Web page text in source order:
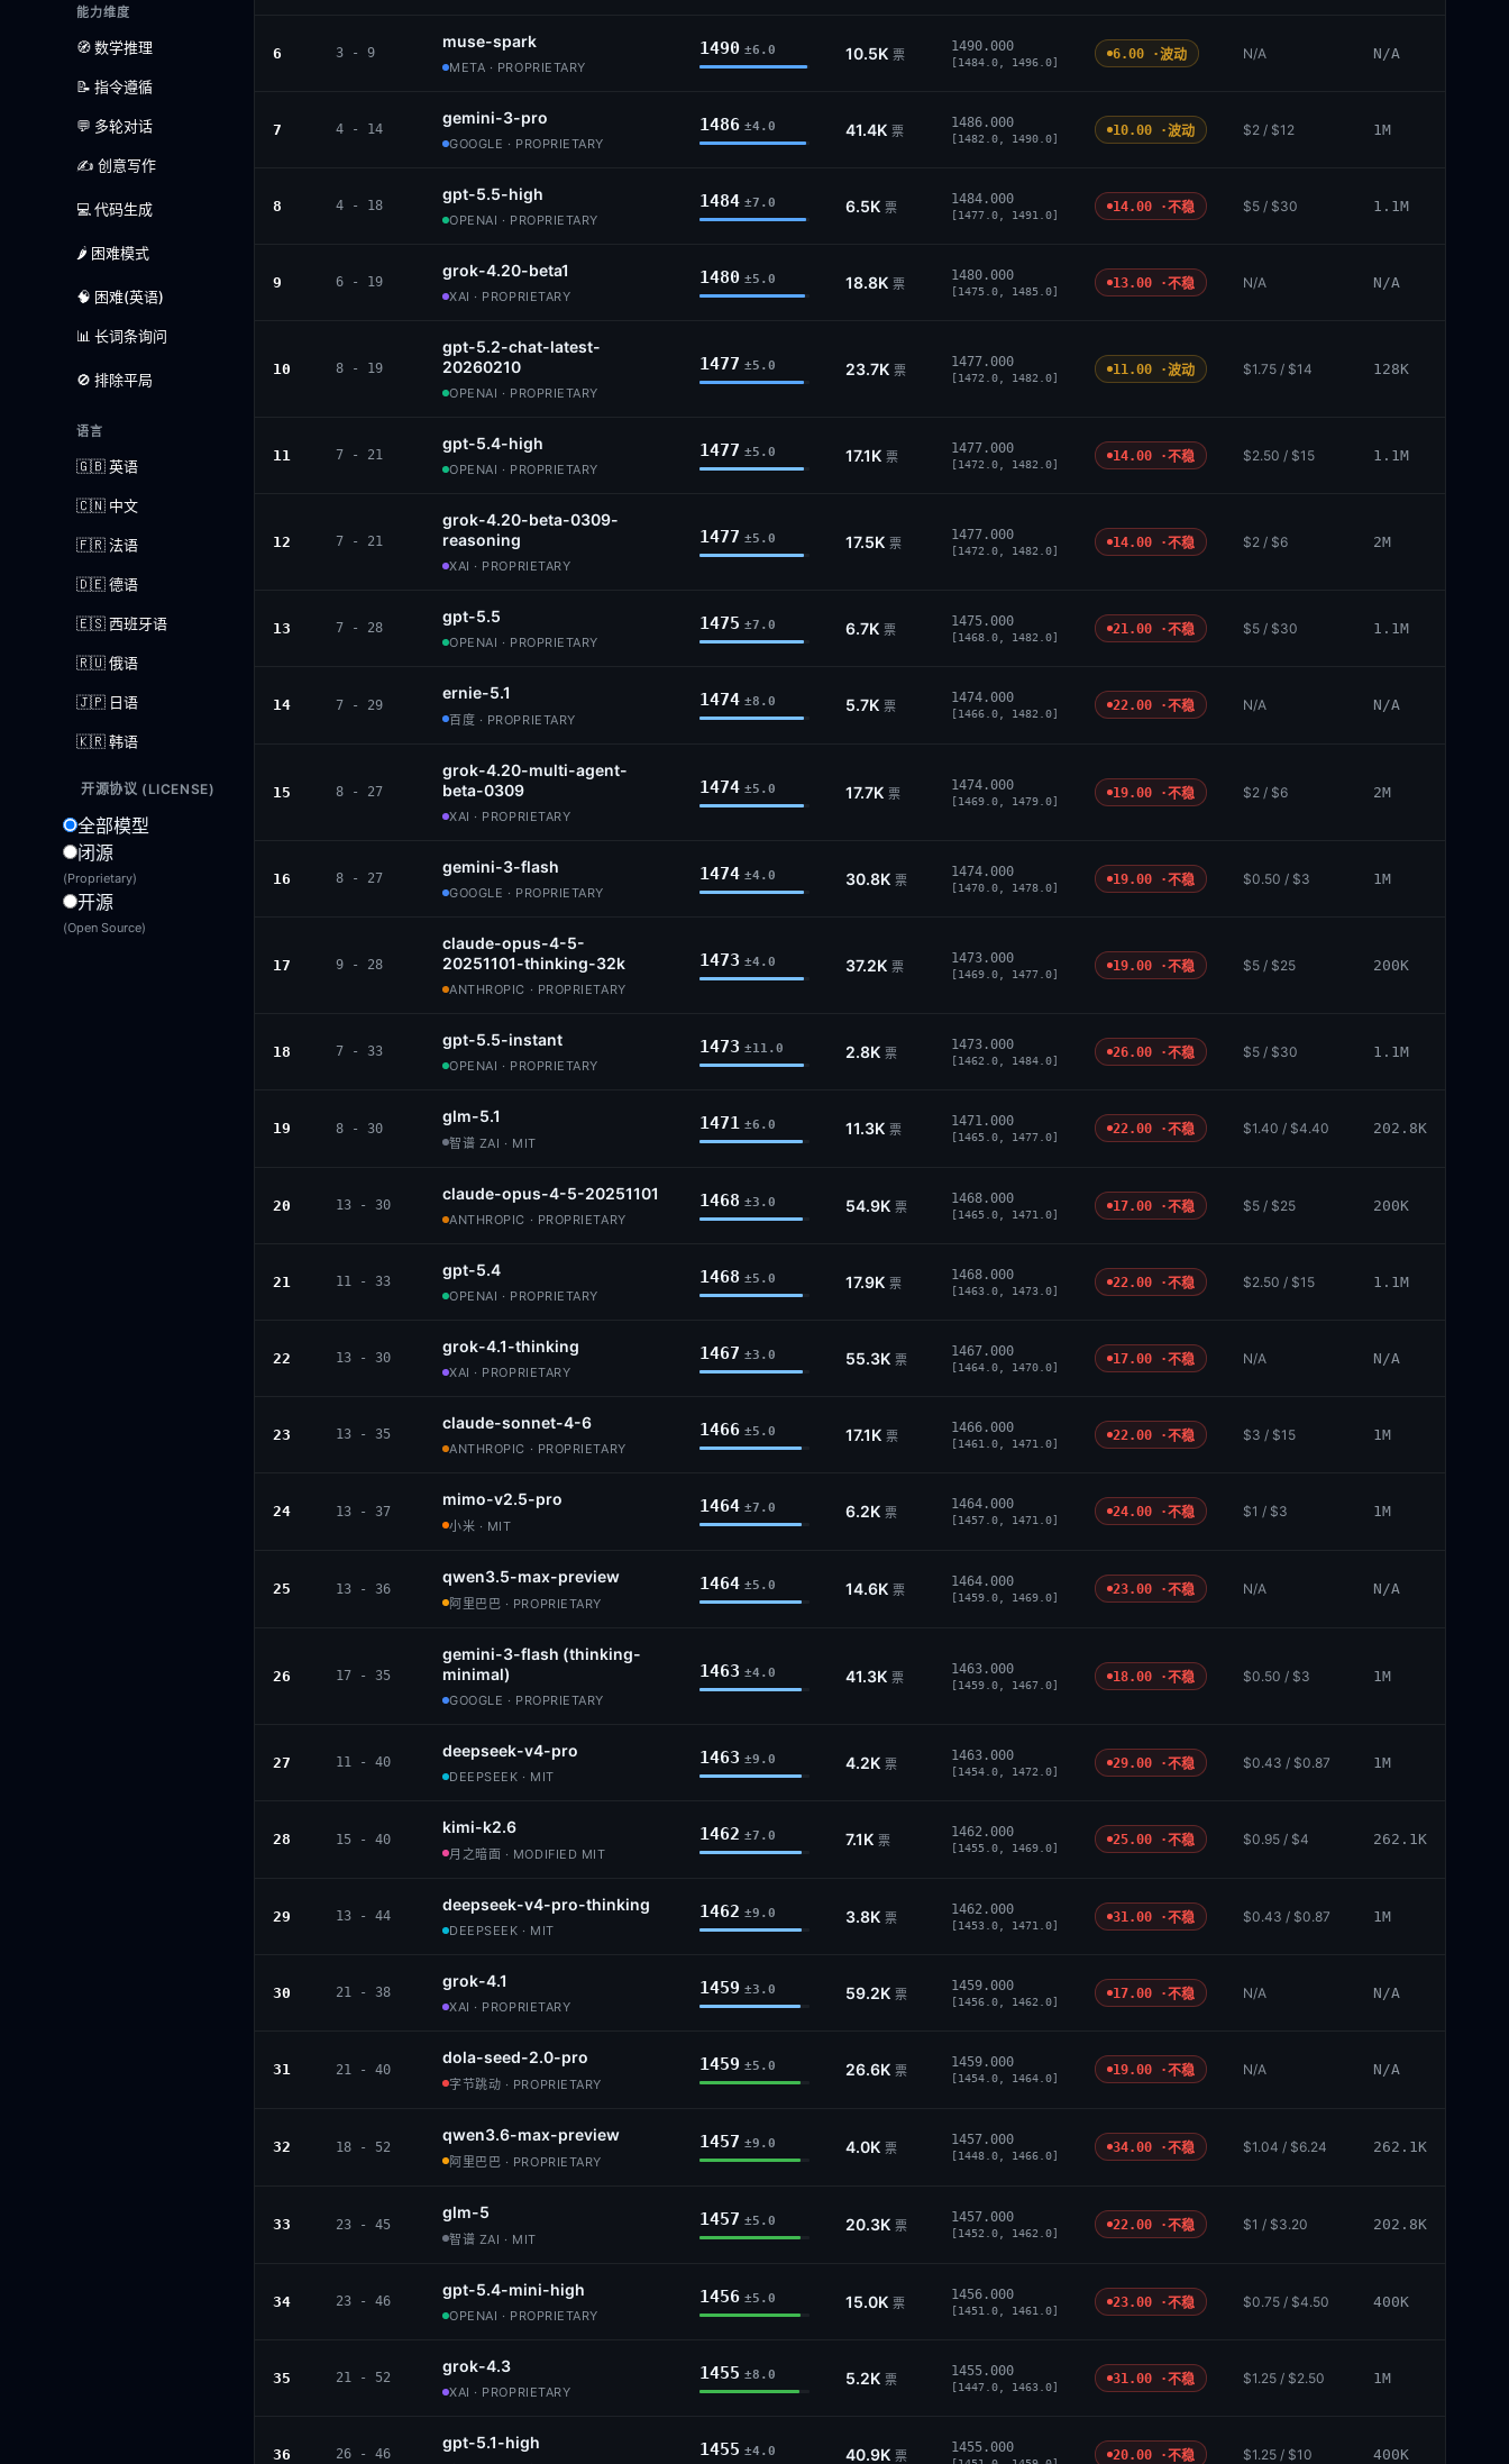
能力维度
🧭 数学推理
📝 指令遵循
💬 多轮对话
✍️ 创意写作
💻 代码生成
🌶️ 困难模式
🧠 困难(英语)
📊 长词条询问
🚫 排除平局
语言
🇬🇧 英语
🇨🇳 中文
🇫🇷 法语
🇩🇪 德语
🇪🇸 西班牙语
🇷🇺 俄语
🇯🇵 日语
🇰🇷 韩语
开源协议 (LICENSE)
全部模型
闭源
(Proprietary)
开源
(Open Source)
6 3 - 9
muse-spark
META · PROPRIETARY
1490 ±6.0 10.5K 票
1490.000
[1484.0, 1496.0]
6.00 ·波动 N/A N/A
7 4 - 14
gemini-3-pro
GOOGLE · PROPRIETARY
1486 ±4.0 41.4K 票
1486.000
[1482.0, 1490.0]
10.00 ·波动 $2 / $12 1M
8 4 - 18
gpt-5.5-high
OPENAI · PROPRIETARY
1484 ±7.0 6.5K 票
1484.000
[1477.0, 1491.0]
14.00 ·不稳 $5 / $30 1.1M
9 6 - 19
grok-4.20-beta1
XAI · PROPRIETARY
1480 ±5.0 18.8K 票
1480.000
[1475.0, 1485.0]
13.00 ·不稳 N/A N/A
10 8 - 19
gpt-5.2-chat-latest-
20260210
OPENAI · PROPRIETARY
1477 ±5.0 23.7K 票
1477.000
[1472.0, 1482.0]
11.00 ·波动 $1.75 / $14 128K
11 7 - 21
gpt-5.4-high
OPENAI · PROPRIETARY
1477 ±5.0 17.1K 票
1477.000
[1472.0, 1482.0]
14.00 ·不稳 $2.50 / $15 1.1M
12 7 - 21
grok-4.20-beta-0309-
reasoning
XAI · PROPRIETARY
1477 ±5.0 17.5K 票
1477.000
[1472.0, 1482.0]
14.00 ·不稳 $2 / $6 2M
13 7 - 28
gpt-5.5
OPENAI · PROPRIETARY
1475 ±7.0 6.7K 票
1475.000
[1468.0, 1482.0]
21.00 ·不稳 $5 / $30 1.1M
14 7 - 29
ernie-5.1
百度 · PROPRIETARY
1474 ±8.0 5.7K 票
1474.000
[1466.0, 1482.0]
22.00 ·不稳 N/A N/A
15 8 - 27
grok-4.20-multi-agent-
beta-0309
XAI · PROPRIETARY
1474 ±5.0 17.7K 票
1474.000
[1469.0, 1479.0]
19.00 ·不稳 $2 / $6 2M
16 8 - 27
gemini-3-flash
GOOGLE · PROPRIETARY
1474 ±4.0 30.8K 票
1474.000
[1470.0, 1478.0]
19.00 ·不稳 $0.50 / $3 1M
17 9 - 28
claude-opus-4-5-
20251101-thinking-32k
ANTHROPIC · PROPRIETARY
1473 ±4.0 37.2K 票
1473.000
[1469.0, 1477.0]
19.00 ·不稳 $5 / $25 200K
18 7 - 33
gpt-5.5-instant
OPENAI · PROPRIETARY
1473 ±11.0 2.8K 票
1473.000
[1462.0, 1484.0]
26.00 ·不稳 $5 / $30 1.1M
19 8 - 30
glm-5.1
智谱 ZAI · MIT
1471 ±6.0 11.3K 票
1471.000
[1465.0, 1477.0]
22.00 ·不稳 $1.40 / $4.40 202.8K
20 13 - 30
claude-opus-4-5-20251101
ANTHROPIC · PROPRIETARY
1468 ±3.0 54.9K 票
1468.000
[1465.0, 1471.0]
17.00 ·不稳 $5 / $25 200K
21 11 - 33
gpt-5.4
OPENAI · PROPRIETARY
1468 ±5.0 17.9K 票
1468.000
[1463.0, 1473.0]
22.00 ·不稳 $2.50 / $15 1.1M
22 13 - 30
grok-4.1-thinking
XAI · PROPRIETARY
1467 ±3.0 55.3K 票
1467.000
[1464.0, 1470.0]
17.00 ·不稳 N/A N/A
23 13 - 35
claude-sonnet-4-6
ANTHROPIC · PROPRIETARY
1466 ±5.0 17.1K 票
1466.000
[1461.0, 1471.0]
22.00 ·不稳 $3 / $15 1M
24 13 - 37
mimo-v2.5-pro
小米 · MIT
1464 ±7.0 6.2K 票
1464.000
[1457.0, 1471.0]
24.00 ·不稳 $1 / $3 1M
25 13 - 36
qwen3.5-max-preview
阿里巴巴 · PROPRIETARY
1464 ±5.0 14.6K 票
1464.000
[1459.0, 1469.0]
23.00 ·不稳 N/A N/A
26 17 - 35
gemini-3-flash (thinking-
minimal)
GOOGLE · PROPRIETARY
1463 ±4.0 41.3K 票
1463.000
[1459.0, 1467.0]
18.00 ·不稳 $0.50 / $3 1M
27 11 - 40
deepseek-v4-pro
DEEPSEEK · MIT
1463 ±9.0 4.2K 票
1463.000
[1454.0, 1472.0]
29.00 ·不稳 $0.43 / $0.87 1M
28 15 - 40
kimi-k2.6
月之暗面 · MODIFIED MIT
1462 ±7.0 7.1K 票
1462.000
[1455.0, 1469.0]
25.00 ·不稳 $0.95 / $4 262.1K
29 13 - 44
deepseek-v4-pro-thinking
DEEPSEEK · MIT
1462 ±9.0 3.8K 票
1462.000
[1453.0, 1471.0]
31.00 ·不稳 $0.43 / $0.87 1M
30 21 - 38
grok-4.1
XAI · PROPRIETARY
1459 ±3.0 59.2K 票
1459.000
[1456.0, 1462.0]
17.00 ·不稳 N/A N/A
31 21 - 40
dola-seed-2.0-pro
字节跳动 · PROPRIETARY
1459 ±5.0 26.6K 票
1459.000
[1454.0, 1464.0]
19.00 ·不稳 N/A N/A
32 18 - 52
qwen3.6-max-preview
阿里巴巴 · PROPRIETARY
1457 ±9.0 4.0K 票
1457.000
[1448.0, 1466.0]
34.00 ·不稳 $1.04 / $6.24 262.1K
33 23 - 45
glm-5
智谱 ZAI · MIT
1457 ±5.0 20.3K 票
1457.000
[1452.0, 1462.0]
22.00 ·不稳 $1 / $3.20 202.8K
34 23 - 46
gpt-5.4-mini-high
OPENAI · PROPRIETARY
1456 ±5.0 15.0K 票
1456.000
[1451.0, 1461.0]
23.00 ·不稳 $0.75 / $4.50 400K
35 21 - 52
grok-4.3
XAI · PROPRIETARY
1455 ±8.0 5.2K 票
1455.000
[1447.0, 1463.0]
31.00 ·不稳 $1.25 / $2.50 1M
36 26 - 46
gpt-5.1-high 1455 ±4.0 40.9K 票
1455.000 20.00 ·不稳 $1.25 / $10 400K